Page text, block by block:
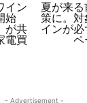
イン
始
が共
電買
夏が来
策に。対
インが
ペ
- Advertisement -